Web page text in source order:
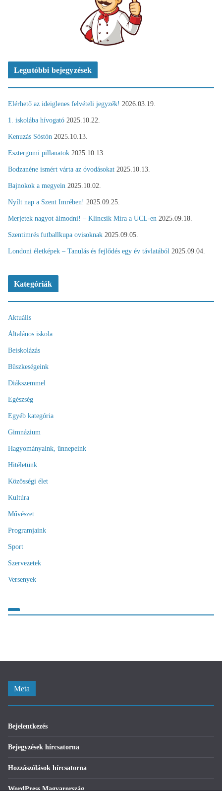
Legutóbbi bejegyzések
Elérhető az ideiglenes felvételi jegyzék! 2026.03.19.
1. iskolába hívogató 2025.10.22.
Kenuzás Sóstón 2025.10.13.
Esztergomi pillanatok 2025.10.13.
Bodzanéne ismért várta az óvodásokat 2025.10.13.
Bajnokok a megyein 2025.10.02.
Nyílt nap a Szent Imrében! 2025.09.25.
Merjetek nagyot álmodni! – Klincsik Míra a UCL-en 2025.09.18.
Szentimrés futballkupa ovisoknak 2025.09.05.
Londoni életképek – Tanulás és fejlődés egy év távlatából 2025.09.04.
Kategóriák
Aktuális
Általános iskola
Beiskolázás
Büszkeségeink
Diákszemmel
Egészség
Egyéb kategória
Gimnázium
Hagyományaink, ünnepeink
Hitéletünk
Közösségi élet
Kultúra
Művészet
Programjaink
Sport
Szervezetek
Versenyek
Meta
Bejelentkezés
Bejegyzések hírcsatorna
Hozzászólások hírcsatorna
WordPress Magyarország